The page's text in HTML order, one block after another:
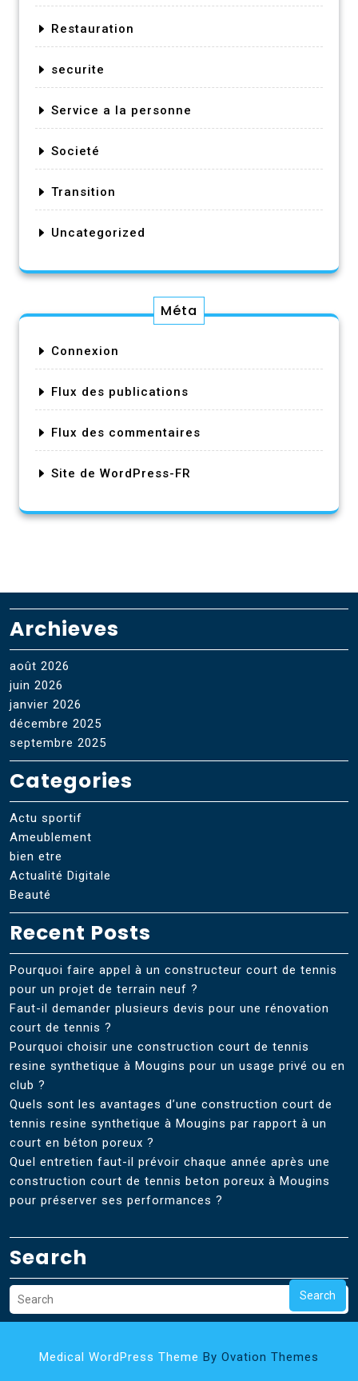
Restauration
securite
Service a la personne
Societé
Transition
Uncategorized
Méta
Connexion
Flux des publications
Flux des commentaires
Site de WordPress-FR
Archieves
août 2026
juin 2026
janvier 2026
décembre 2025
septembre 2025
Categories
Actu sportif
Ameublement
bien etre
Actualité Digitale
Beauté
Recent Posts
Pourquoi faire appel à un constructeur court de tennis
pour un projet de terrain neuf ?
Faut-il demander plusieurs devis pour une rénovation
court de tennis ?
Pourquoi choisir une construction court de tennis
resine synthetique à Mougins pour un usage privé ou en
club ?
Quels sont les avantages d’une construction court de
tennis resine synthetique à Mougins par rapport à un
court en béton poreux ?
Quel entretien faut-il prévoir chaque année après une
construction court de tennis beton poreux à Mougins
pour préserver ses performances ?
Search
Search
Medical WordPress Theme By Ovation Themes